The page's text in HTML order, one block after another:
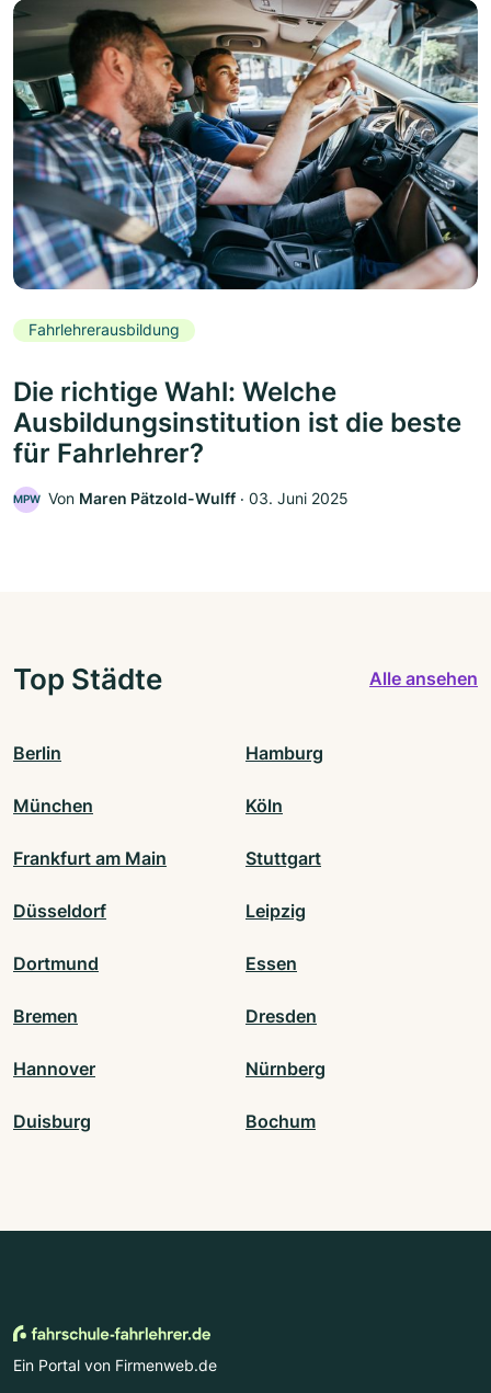
Fahrlehrerausbildung
Die richtige Wahl: Welche
Ausbildungsinstitution ist die beste
für Fahrlehrer?
MPW Von Maren Pätzold-Wulff ‧ 03. Juni 2025
Top Städte Alle ansehen
Berlin Hamburg
München Köln
Frankfurt am Main Stuttgart
Düsseldorf Leipzig
Dortmund Essen
Bremen Dresden
Hannover Nürnberg
Duisburg Bochum
Ein Portal von Firmenweb.de